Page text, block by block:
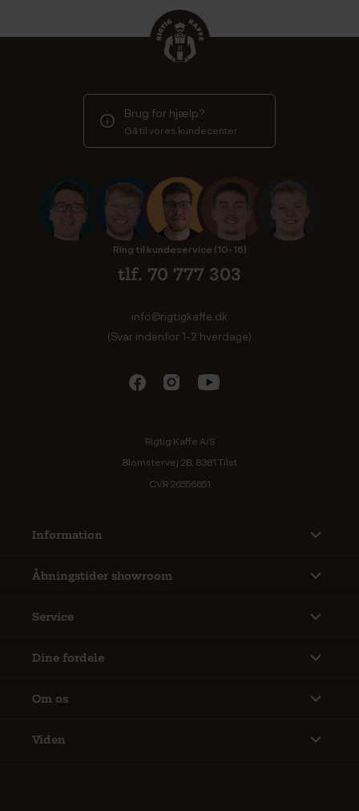
Brug for hjælp?
Gå til vores kundecenter
Ring til kundeservice (10-16)
tlf. 70 777 303
info@rigtigkaffe.dk
(Svar indenfor 1-2 hverdage)
Rigtig Kaffe A/S
Blomstervej 2B, 8381 Tilst
CVR 26556651
Information
Åbningstider showroom
Service
Dine fordele
Om os
Viden